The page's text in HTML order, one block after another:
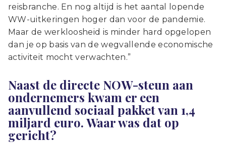
reisbranche. En nog altijd is het aantal lopende
WW-uitkeringen hoger dan voor de pandemie.
Maar de werkloosheid is minder hard opgelopen
dan je op basis van de wegvallende economische
activiteit mocht verwachten.”
Naast de directe NOW-steun aan
ondernemers kwam er een
aanvullend sociaal pakket van 1,4
miljard euro. Waar was dat op
gericht?